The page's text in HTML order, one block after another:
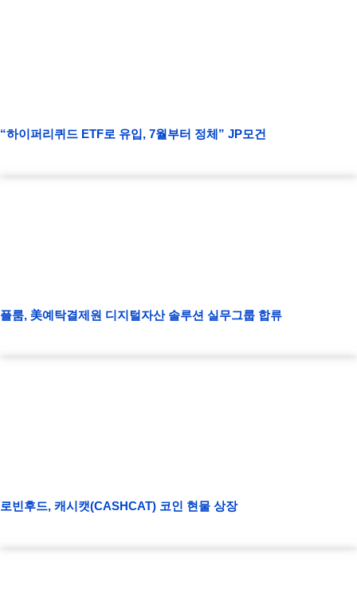
“하이퍼리퀴드 ETF로 유입, 7월부터 정체” JP모건
플룸, 美예탁결제원 디지털자산 솔루션 실무그룹 합류
로빈후드, 캐시캣(CASHCAT) 코인 현물 상장